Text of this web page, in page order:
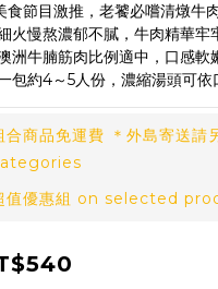
食節目激推，老饕必嚐清燉牛
火慢熬濃郁不膩，牛肉精華牢
洲牛腩筋肉比例適中，口感軟
包約4～5人份，濃縮湯頭可依
合商品免運費 ＊外島寄送
值優惠組 on selected